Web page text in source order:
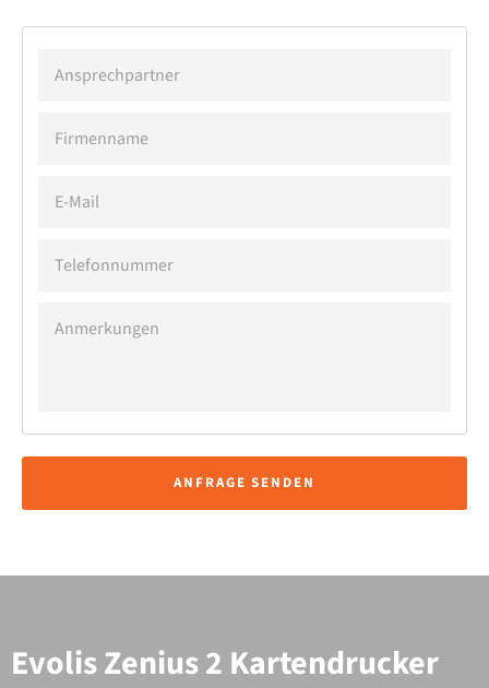
MAIL
ANFRAGE SENDEN
Evolis Zenius 2 Kartendrucker